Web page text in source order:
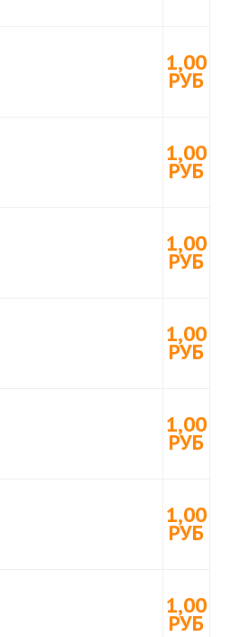
1,00
РУБ
1,00
РУБ
1,00
РУБ
1,00
РУБ
1,00
РУБ
1,00
РУБ
1,00
РУБ